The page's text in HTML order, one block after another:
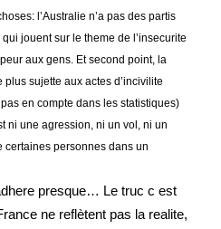
l’Australie n’a pas des partis
jouent sur le theme de l’insecurite
aux gens. Et second point, la
sujette aux actes d’incivilite
en compte dans les statistiques)
ni une agression, ni un vol, ni un
personnes dans un
presque… Le truc c est
ne reflètent pas la realite,